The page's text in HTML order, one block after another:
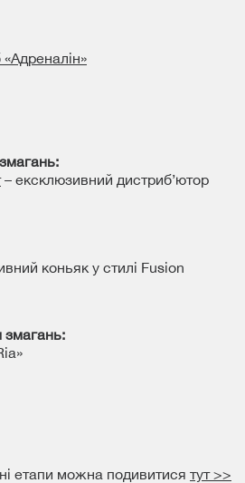
– ексклюзивний дистриб’ютор
коньяк у стилі Fusion
змагань:
етапи можна подивитися тут >>